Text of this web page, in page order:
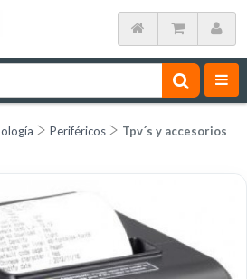
Periféricos Tpv´s y accesorios